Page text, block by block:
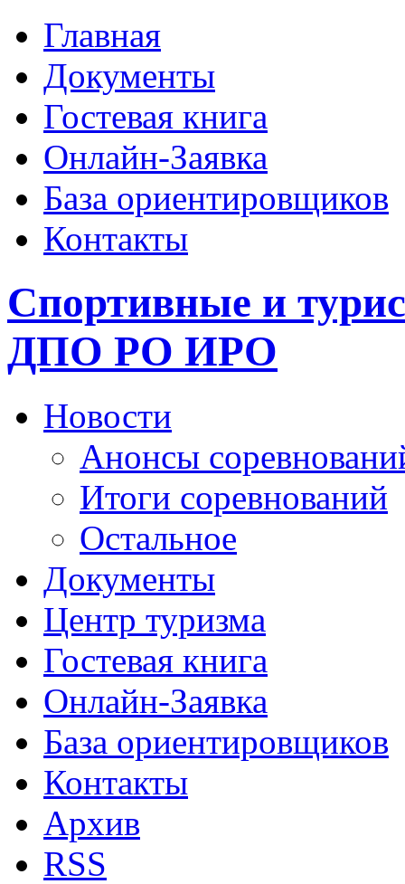
Главная
Документы
Гостевая книга
Онлайн-Заявка
База ориентировщиков
Контакты
Спортивные и
ДПО РО ИРО
Новости
Анонсы
Итоги соревнований
Остальное
Документы
Центр туризма
Гостевая книга
Онлайн-Заявка
База ориентировщиков
Контакты
Архив
RSS